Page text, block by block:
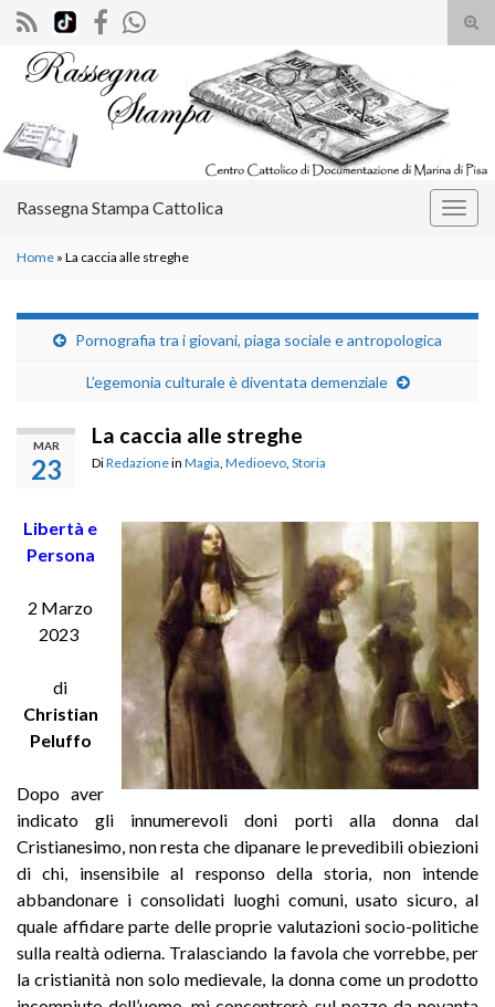
il
Search for:
Rassegna Stampa Cattolica
Home » La caccia alle streghe
Pornografia tra i giovani, piaga sociale e antropologica
L’egemonia culturale è diventata demenziale
MAR
23
La caccia alle streghe
DiRedazionein Magia Medioevo Storia
Libertà e
Persona
2 Marzo
2023
di
Christian
Peluffo
Dopo aver
indicato gli innumerevoli doni porti alla donna dal
Cristianesimo, non resta che dipanare le prevedibili obiezioni
di chi, insensibile al responso della storia, non intende
abbandonare i consolidati luoghi comuni, usato sicuro, al
quale affidare parte delle proprie valutazioni socio-politiche
sulla realtà odierna. Tralasciando la favola che vorrebbe, per
la cristianità non solo medievale, la donna come un prodotto